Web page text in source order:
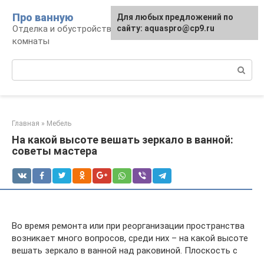
контенту
Про ванную
Отделка и обустройство современной ванной
комнаты
Главная » Мебель
На какой высоте вешать зеркало в ванной:
советы мастера
Во время ремонта или при реорганизации пространства
возникает много вопросов, среди них – на какой высоте
вешать зеркало в ванной над раковиной. Плоскость с
Для любых предложений по
сайту: aquaspro@cp9.ru